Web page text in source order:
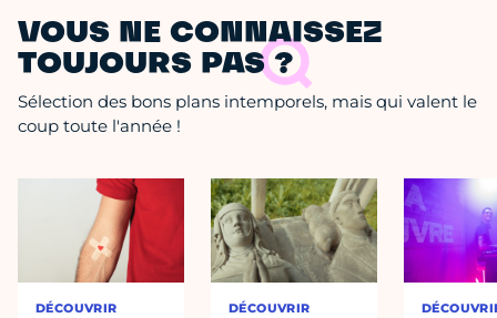
VOUS NE CONNAISSEZ
TOUJOURS PAS ?
Sélection des bons plans intemporels, mais qui valent le
coup toute l'année !
DÉCOUVRIR DÉCOUVRIR